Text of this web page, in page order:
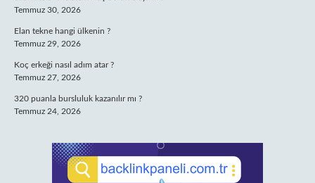
Temmuz 30, 2026
Elan tekne hangi ülkenin ?
Temmuz 29, 2026
Koç erkeği nasıl adım atar ?
Temmuz 27, 2026
320 puanla bursluluk kazanılır mı ?
Temmuz 24, 2026